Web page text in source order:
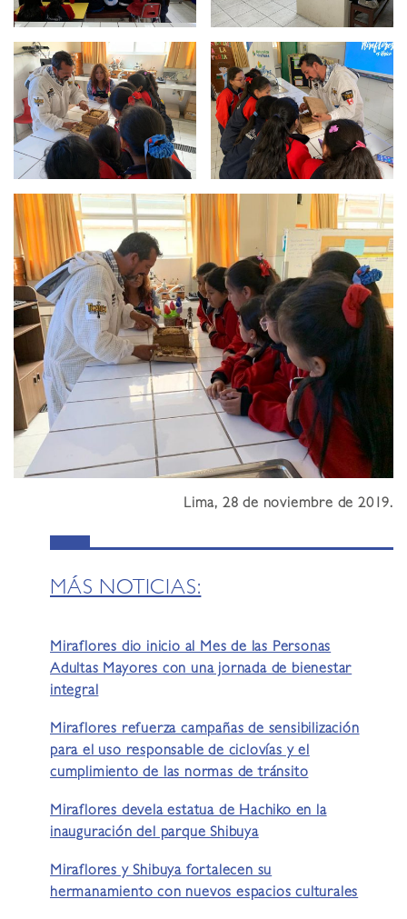
Lima, 28 de noviembre de 2019.
MÁS NOTICIAS:
Miraflores dio inicio al Mes de las Personas
Adultas Mayores con una jornada de bienestar
integral
Miraflores refuerza campañas de sensibilización
para el uso responsable de ciclovías y el
cumplimiento de las normas de tránsito
Miraflores devela estatua de Hachiko en la
inauguración del parque Shibuya
Miraflores y Shibuya fortalecen su
hermanamiento con nuevos espacios culturales